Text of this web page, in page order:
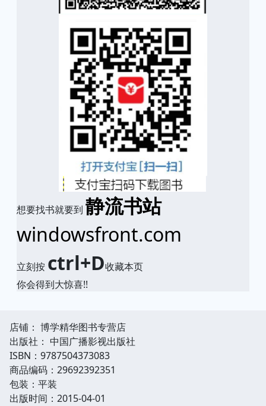
想要找书就要到 静流书站
windowsfront.com
立刻按 ctrl+D收藏本页
你会得到大惊喜!!
店铺： 博学精华图书专营店
出版社： 中国广播影视出版社
ISBN：9787504373083
商品编码：29692392351
包装：平装
出版时间：2015-04-01